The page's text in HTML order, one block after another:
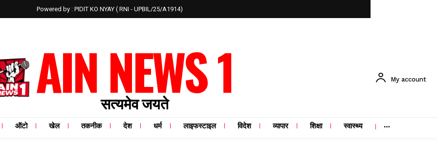
Powered by : PIDIT KO NYAY ( RNI - UPBIL/25/A1914)
AIN NEWS 1
सत्यमेव जयते
My account
ऑटो खेल तकनीक देश धर्म लाइफस्टाइल विदेश व्यापार शिक्षा स्वास्थ्य